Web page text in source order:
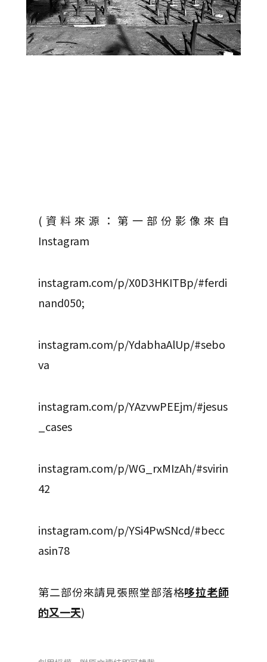
(資料來源：第一部份影像來自
Instagram
instagram.com/p/X0D3HKITBp/#ferdi
nand050;
instagram.com/p/YdabhaAlUp/#sebo
va
instagram.com/p/YAzvwPEEjm/#jesus
_cases
instagram.com/p/WG_rxMIzAh/#svirin
42
instagram.com/p/YSi4PwSNcd/#becc
asin78
第二部份來請見張照堂部落格哆拉老師
的又一天)